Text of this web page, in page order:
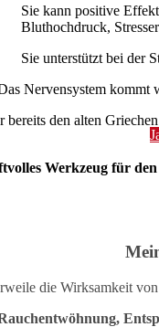
Sie kann positive
Bluthochdruck,
Sie unterstützt bei der
Nervensystem
den alten
Werkzeug für
die Wirksamkeit